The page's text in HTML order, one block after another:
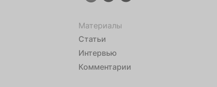
Материалы
Статьи
Интервью
Комментарии